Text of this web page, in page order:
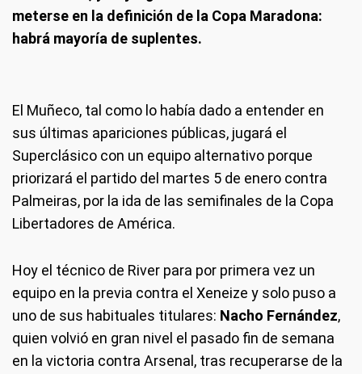
meterse en la definición de la Copa Maradona:
habrá mayoría de suplentes.
El Muñeco, tal como lo había dado a entender en
sus últimas apariciones públicas, jugará el
Superclásico con un equipo alternativo porque
priorizará el partido del martes 5 de enero contra
Palmeiras, por la ida de las semifinales de la Copa
Libertadores de América.
Hoy el técnico de River para por primera vez un
equipo en la previa contra el Xeneize y solo puso a
uno de sus habituales titulares: Nacho Fernández,
quien volvió en gran nivel el pasado fin de semana
en la victoria contra Arsenal, tras recuperarse de la